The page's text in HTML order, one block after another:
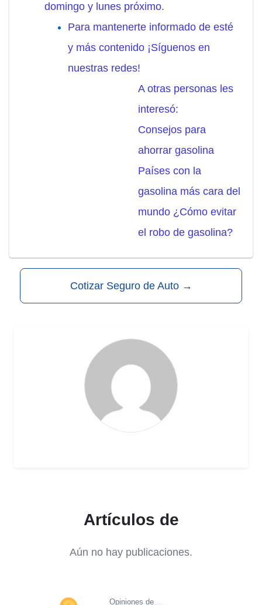
domingo y lunes próximo.
Para mantenerte informado de esté
y más contenido ¡Síguenos en
nuestras redes!
A otras personas les
interesó:
Consejos para
ahorrar gasolina
Países con la
gasolina más cara del
mundo ¿Cómo evitar
el robo de gasolina?
Cotizar Seguro de Auto →
Artículos de
Aún no hay publicaciones.
Opiniones de